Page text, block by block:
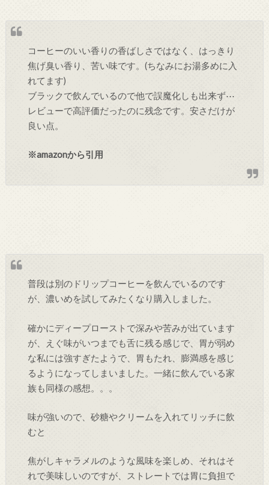
コーヒーのいい香りの香ばしさではなく、はっきり
焦げ臭い香り、苦い味です。(ちなみにお湯多めに入
れてます)
ブラックで飲んでいるので他で誤魔化しも出来ず⋯
レビューで高評価だったのに残念です。安さだけが
良い点。
※amazonから引用
普段は別のドリップコーヒーを飲んでいるのです
が、濃いめを試してみたくなり購入しました。
確かにディープローストで深みや苦みが出ています
が、えぐ味がいつまでも舌に残る感じで、胃が弱め
な私には強すぎたようで、胃もたれ、膨満感を感じ
るようになってしまいました。一緒に飲んでいる家
族も同様の感想。。。
味が強いので、砂糖やクリームを入れてリッチに飲
むと
焦がしキャラメルのような風味を楽しめ、それはそ
れで美味しいのですが、ストレートでは胃に負担で